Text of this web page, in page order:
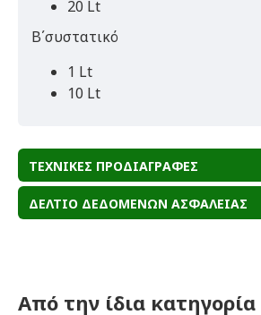
20 Lt
Β΄συστατικό
1 Lt
10 Lt
ΤΕΧΝΙΚΕΣ ΠΡΟΔΙΑΓΡΑΦΕΣ
ΔΕΛΤΙΟ ΔΕΔΟΜΕΝΩΝ ΑΣΦΑΛΕΙΑΣ
Από την ίδια κατηγορία